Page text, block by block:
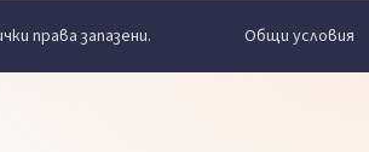
права запазени. Общи условия